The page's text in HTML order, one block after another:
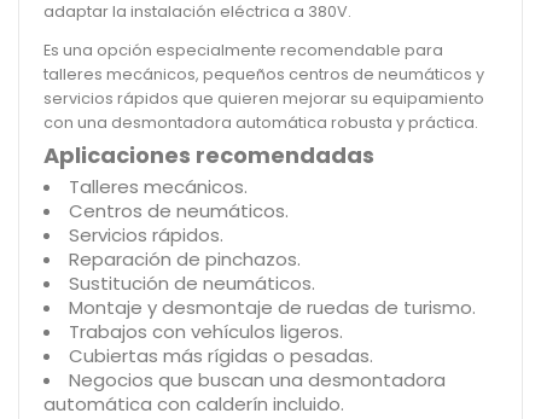
adaptar la instalación eléctrica a 380V.
Es una opción especialmente recomendable para
talleres mecánicos, pequeños centros de neumáticos y
servicios rápidos que quieren mejorar su equipamiento
con una desmontadora automática robusta y práctica.
Aplicaciones recomendadas
Talleres mecánicos.
Centros de neumáticos.
Servicios rápidos.
Reparación de pinchazos.
Sustitución de neumáticos.
Montaje y desmontaje de ruedas de turismo.
Trabajos con vehículos ligeros.
Cubiertas más rígidas o pesadas.
Negocios que buscan una desmontadora
automática con calderín incluido.